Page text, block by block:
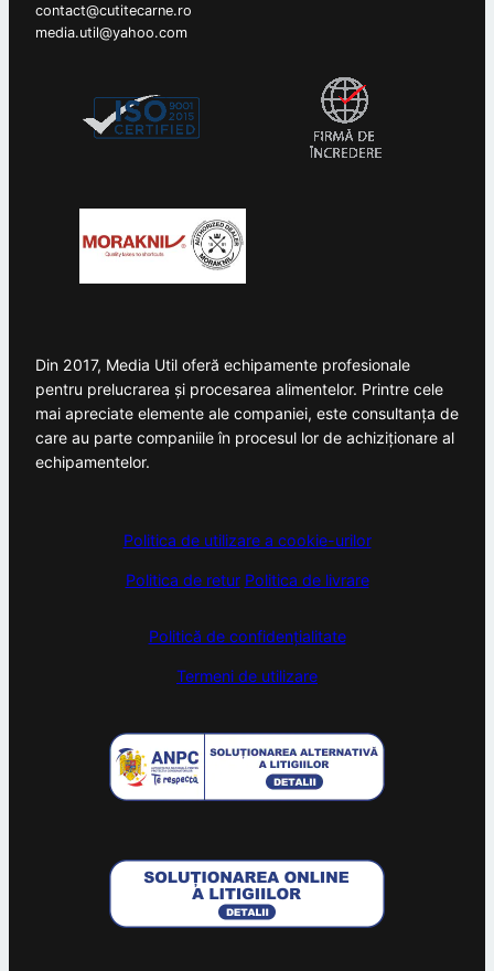
contact@cutitecarne.ro
media.util@yahoo.com
Din 2017, Media Util oferă echipamente profesionale
pentru prelucrarea și procesarea alimentelor. Printre cele
mai apreciate elemente ale companiei, este consultanța de
care au parte companiile în procesul lor de achiziționare al
echipamentelor.
Politica de utilizare a cookie-urilor
Politica de retur Politica de livrare
Politică de confidențialitate
Termeni de utilizare